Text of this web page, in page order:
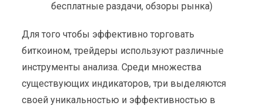
бесплатные раздачи, обзоры рынка)
Для того чтобы эффективно торговать
биткоином, трейдеры используют различные
инструменты анализа. Среди множества
существующих индикаторов, три выделяются
своей уникальностью и эффективностью в